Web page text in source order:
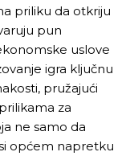
priliku da otkriju
pun
uslove
igra ključnu
pružajući
za
ne samo da
općem napretku